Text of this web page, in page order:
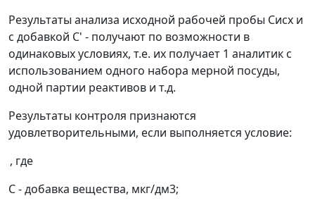
Результаты анализа исходной рабочей пробы Сисх и
с добавкой С' - получают по возможности в
одинаковых условиях, т.е. их получает 1 аналитик с
использованием одного набора мерной посуды,
одной партии реактивов и т.д.
Результаты контроля признаются
удовлетворительными, если выполняется условие:
, где
C- добавка вещества, мкг/дм3;